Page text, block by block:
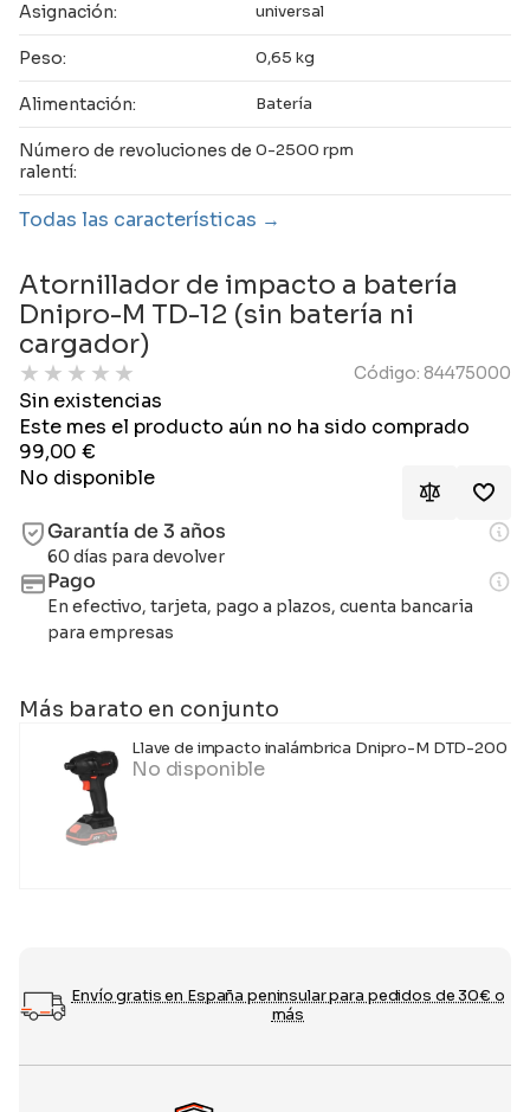
Asignación: universal
Peso: 0,65 kg
Alimentación: Batería
Número de revoluciones de
ralentí:
0-2500 rpm
Todas las características
Atornillador de impacto a batería
Dnipro-M TD-12 (sin batería ni
cargador)
★ ★ ★ ★ ★ Código: 84475000
Sin existencias
Este mes el producto aún no ha sido comprado
99,00€
No disponible
Garantía de 3 años
60 días para devolver
Pago
En efectivo, tarjeta, pago a plazos, cuenta bancaria
para empresas
Más barato en conjunto
Llave de impacto inalámbrica Dnipro-M DTD-200
No disponible
Envío gratis en España peninsular para pedidos de 30€ o
más